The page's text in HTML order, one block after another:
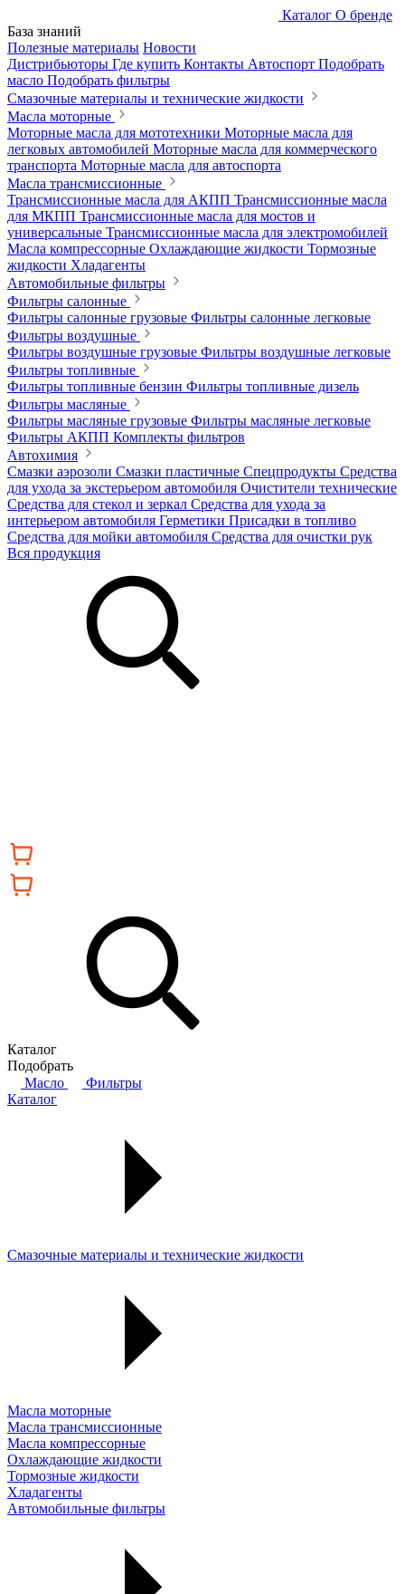
Каталог О бренде
База знаний
Полезные материалы Новости
Дистрибьюторы Где купить Контакты Автоспорт Подобрать
масло Подобрать фильтры
Смазочные материалы и технические жидкости
Масла моторные
Моторные масла для мототехники Моторные масла для
легковых автомобилей Моторные масла для коммерческого
транспорта Моторные масла для автоспорта
Масла трансмиссионные
Трансмиссионные масла для АКПП Трансмиссионные масла
для МКПП Трансмиссионные масла для мостов и
универсальные Трансмиссионные масла для электромобилей
Масла компрессорные Охлаждающие жидкости Тормозные
жидкости Хладагенты
Автомобильные фильтры
Фильтры салонные
Фильтры салонные грузовые Фильтры салонные легковые
Фильтры воздушные
Фильтры воздушные грузовые Фильтры воздушные легковые
Фильтры топливные
Фильтры топливные бензин Фильтры топливные дизель
Фильтры масляные
Фильтры масляные грузовые Фильтры масляные легковые
Фильтры АКПП Комплекты фильтров
Автохимия
Смазки аэрозоли Смазки пластичные Спецпродукты Средства
для ухода за экстерьером автомобиля Очистители технические
Средства для стекол и зеркал Средства для ухода за
интерьером автомобиля Герметики Присадки в топливо
Средства для мойки автомобиля Средства для очистки рук
Вся продукция
Каталог
Подобрать
Масло
Фильтры
Каталог
Смазочные материалы и технические жидкости
Масла моторные
Масла трансмиссионные
Масла компрессорные
Охлаждающие жидкости
Тормозные жидкости
Хладагенты
Автомобильные фильтры